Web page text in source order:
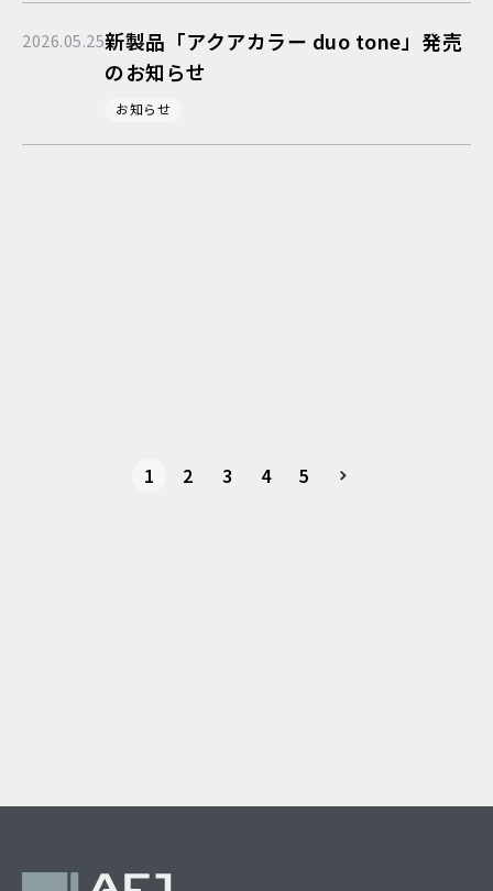
2026.05.25新製品「アクアカラー duo tone」発売
のお知らせ
お知らせ
1 2 3 4 5